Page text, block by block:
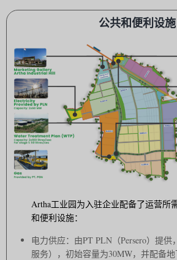
公共和便利设施
Artha工业园为入驻企业配备了运营所
和便利设施：
电力供应：由PT PLN（Persero）提
服务），初始容量为30MW，并配备地